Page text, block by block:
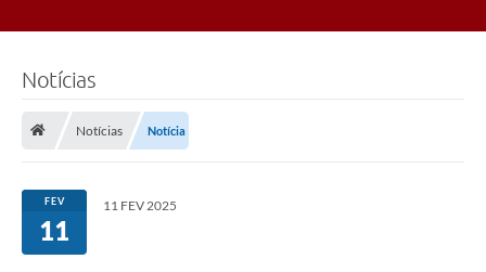
Notícias
Notícias Notícia
FEV
11
11 FEV 2025